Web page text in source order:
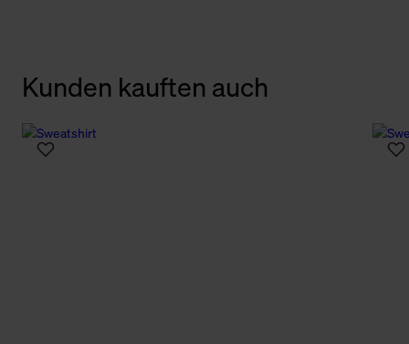
Kunden kauften auch